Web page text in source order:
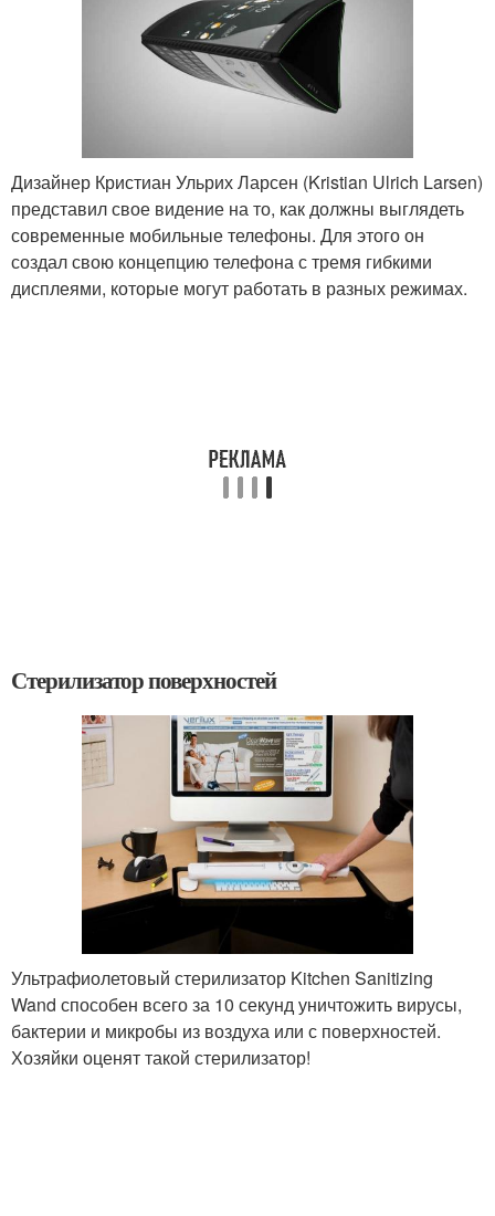
Дизайнер Кристиан Ульрих Ларсен (Kristian Ulrich Larsen)
представил свое видение на то, как должны выглядеть
современные мобильные телефоны. Для этого он
создал свою концепцию телефона с тремя гибкими
дисплеями, которые могут работать в разных режимах.
Стерилизатор поверхностей
Ультрафиолетовый стерилизатор Kitchen Sanitizing
Wand способен всего за 10 секунд уничтожить вирусы,
бактерии и микробы из воздуха или с поверхностей.
Хозяйки оценят такой стерилизатор!